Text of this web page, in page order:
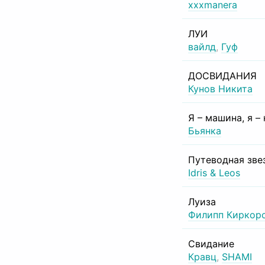
xxxmanera
ЛУИ
вайлд, Гуф
ДОСВИДАНИЯ
Кунов Никита
Я – машина, я –
Бьянка
Путеводная
Idris & Leos
Луиза
Филипп
Свидание
Кравц, SHAMI